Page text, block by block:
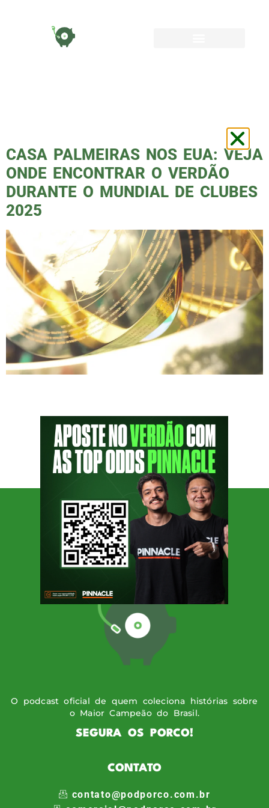
CASA PALMEIRAS NOS EUA: VEJA
ONDE ENCONTRAR O VERDÃO
DURANTE O MUNDIAL DE CLUBES
2025
da torcida vai bater mais forte com a Casa
Palmeiras Mundial 2025! A Copa do Mundo
de Clubes está chegando, e o Verdão vai
fazer história fora de casa, com um espaço
exclusivo para a galera se conectar com […]
SIGA O PODPORCO
O podcast oficial de quem coleciona histórias sobre
o Maior Campeão do Brasil.
SEGURA OS PORCO!
CONTATO
contato@podporco.com.br